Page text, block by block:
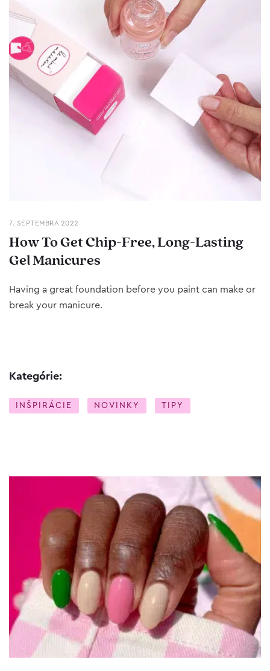
7. SEPTEMBRA 2022
How To Get Chip-Free, Long-Lasting
Gel Manicures
Having a great foundation before you paint can make or
break your manicure.
Kategórie:
INŠPIRÁCIE NOVINKY TIPY